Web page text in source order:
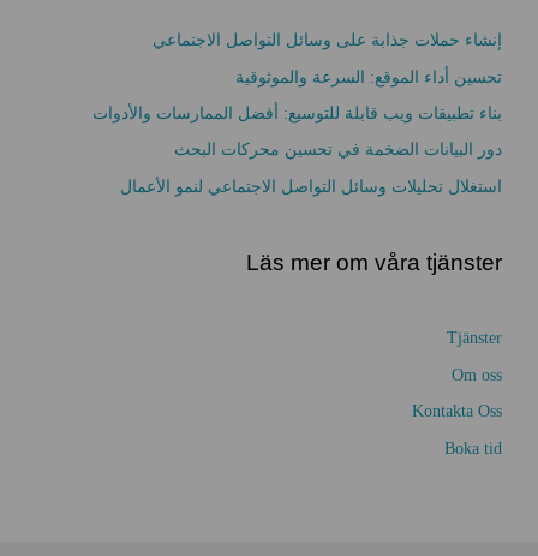
إنشاء حملات جذابة على وسائل التواصل الاجتماعي
تحسين أداء الموقع: السرعة والموثوقية
بناء تطبيقات ويب قابلة للتوسيع: أفضل الممارسات والأدوات
دور البيانات الضخمة في تحسين محركات البحث
استغلال تحليلات وسائل التواصل الاجتماعي لنمو الأعمال
Läs mer om våra tjänster
Tjänster
Om oss
Kontakta Oss
Boka tid